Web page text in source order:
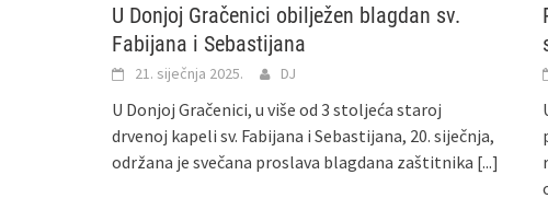
U Donjoj Gračenici obilježen blagdan sv.
Fabijana i Sebastijana
21. siječnja 2025. DJ
U Donjoj Gračenici, u više od 3 stoljeća staroj
drvenoj kapeli sv. Fabijana i Sebastijana, 20. siječnja,
održana je svečana proslava blagdana zaštitnika [...]